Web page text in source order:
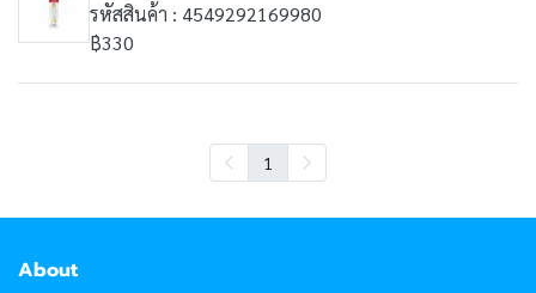
รหัสสินค้า : 4549292169980
฿330
1
About